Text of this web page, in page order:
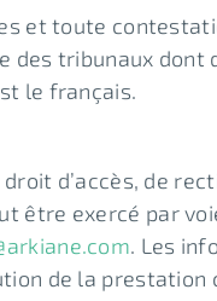
et toute
tribunaux dont
le français.
d’accès, de
être exercé par
. Les
de la prestation